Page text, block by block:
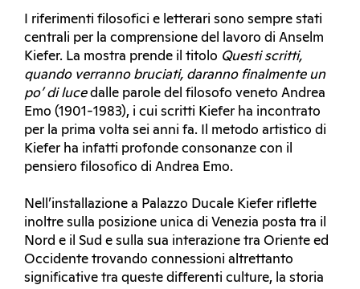
I riferimenti filosofici e letterari sono sempre stati
centrali per la comprensione del lavoro di Anselm
Kiefer. La mostra prende il titolo Questi scritti,
quando verranno bruciati, daranno finalmente un
po’ di lucedalle parole del filosofo veneto Andrea
Emo (1901-1983), i cui scritti Kiefer ha incontrato
per la prima volta sei anni fa. Il metodo artistico di
Kiefer ha infatti profonde consonanze con il
pensiero filosofico di Andrea Emo.
Nell’installazione a Palazzo Ducale Kiefer riflette
inoltre sulla posizione unica di Venezia posta tra il
Nord e il Sud e sulla sua interazione tra Oriente ed
Occidente trovando connessioni altrettanto
significative tra queste differenti culture, la storia